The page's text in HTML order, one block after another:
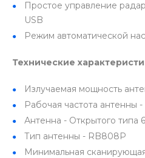
Простое управление
USB
Режим автоматической
Технические
Излучаемая мощность
Рабочая частота антенны
Антенна - Открытого типа
Тип антенны - RB808P
Минимальная